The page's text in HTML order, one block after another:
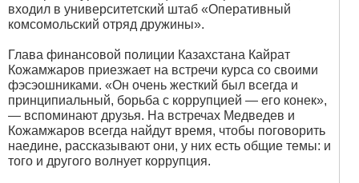
входил в университетский штаб «Оперативный
комсомольский отряд дружины».
Глава финансовой полиции Казахстана Кайрат
Кожамжаров приезжает на встречи курса со своими
фэсэошниками. «Он очень жесткий был всегда и
принципиальный, борьба с коррупцией — его конек»,
— вспоминают друзья. На встречах Медведев и
Кожамжаров всегда найдут время, чтобы поговорить
наедине, рассказывают они, у них есть общие темы: и
того и другого волнует коррупция.